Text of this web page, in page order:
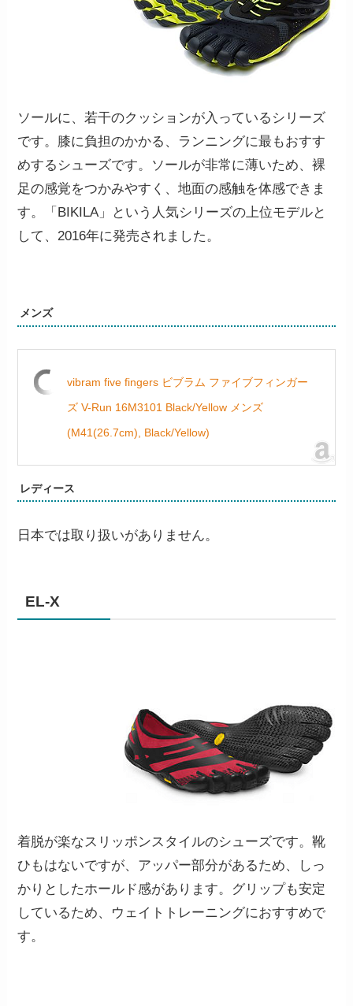
ソールに、若干のクッションが入っているシリーズ
です。膝に負担のかかる、ランニングに最もおすす
めするシューズです。ソールが非常に薄いため、裸
足の感覚をつかみやすく、地面の感触を体感できま
す。「BIKILA」という人気シリーズの上位モデルと
して、2016年に発売されました。
メンズ
vibram five fingers ビブラム ファイブフィンガー
ズ V-Run 16M3101 Black/Yellow メンズ
(M41(26.7cm), Black/Yellow)
レディース
日本では取り扱いがありません。
EL-X
着脱が楽なスリッポンスタイルのシューズです。靴
ひもはないですが、アッパー部分があるため、しっ
かりとしたホールド感があります。グリップも安定
しているため、ウェイトトレーニングにおすすめで
す。